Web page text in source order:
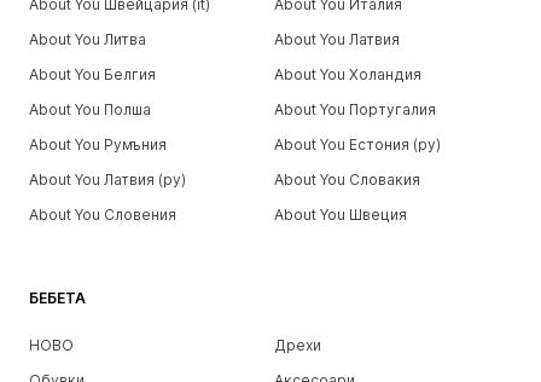
БЕБЕТА
НОВО
Дрехи
About You Швейцария (it)
About You Италия
About You Литва
About You Латвия
About You Белгия
About You Холандия
About You Полша
About You Португалия
About You Румъния
About You Естония (ру)
About You Латвия (ру)
About You Словакия
About You Словения
About You Швеция